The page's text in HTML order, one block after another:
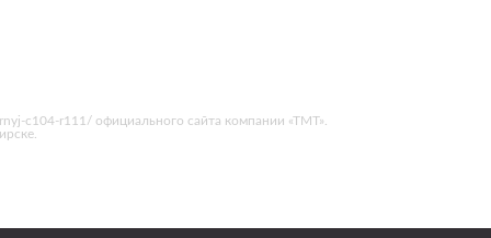
c104-r111/ официального сайта компании «ТМТ».